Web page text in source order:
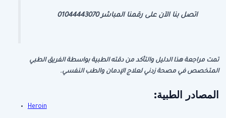
اتصل بنا الآن على رقمنا المباشر 01044443070
تمت مراجعة هذا الدليل والتأكد من دقته الطبية بواسطة الفريق الطبي
المتخصص في مصحة زدني لعلاج الإدمان والطب النفسي.
المصادر الطبية:
Heroin